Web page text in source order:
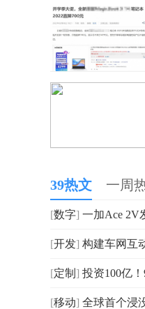
39热文 一周
[数字] 一加Ace 2V发布会将
[开发] 构建车网互动生态体
[定制 ] 投资100亿！
[移动] 全球首个浸没式